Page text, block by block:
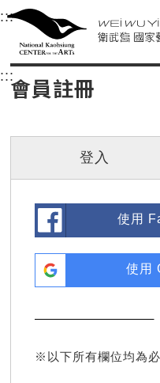
衛武營國家藝術
中央內容區塊，為本頁主要內
:::選單連結區塊，此區
衛武營國家藝
::: 中央內容區塊，為本
會員註冊
登入
使用
使用
※以下所有欄位均為